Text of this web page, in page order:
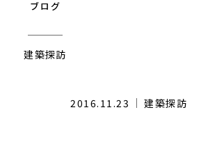
ブログ
建築探訪
2016.11.23 建築探訪